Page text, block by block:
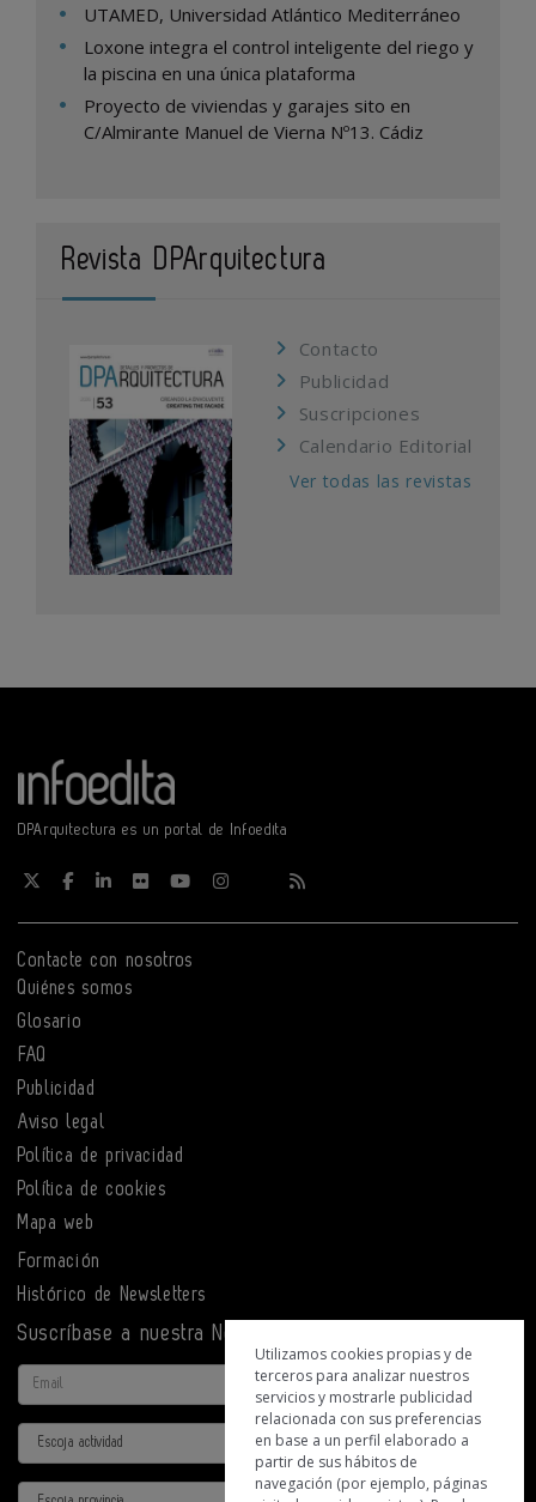
UTAMED, Universidad Atlántico Mediterráneo
Loxone integra el control inteligente del riego y
la piscina en una única plataforma
Proyecto de viviendas y garajes sito en
C/Almirante Manuel de Vierna Nº13. Cádiz
Revista DPArquitectura
Contacto
Publicidad
Suscripciones
Calendario Editorial
Ver todas las revistas
DPArquitectura es un portal de Infoedita
Contacte con nosotros
Quiénes somos
Glosario
FAQ
Publicidad
Aviso legal
Política de privacidad
Política de cookies
Mapa web
Formación
Histórico de Newsletters
Suscríbase a nuestra Newsletter
Email
Actividad
Provincia
Utilizamos cookies propias y de
terceros para analizar nuestros
servicios y mostrarle publicidad
relacionada con sus preferencias
en base a un perfil elaborado a
partir de sus hábitos de
navegación (por ejemplo, páginas